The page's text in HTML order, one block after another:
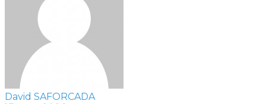
David SAFORCADA